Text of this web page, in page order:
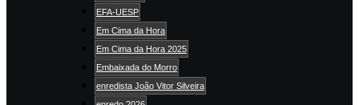
EFA-UESP
Em Cima da Hora
Em Cima da Hora 2025
Embaixada do Morro
enredista João Vitor Silveira